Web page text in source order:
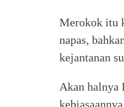
Merokok itu
napas,
kejantanan
Akan halnya